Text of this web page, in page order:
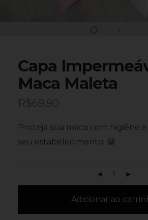
Capa
Maca Maleta
R$69,90
Proteja sua maca com higiêne
seu estabelecimento! 😀
Adicionar ao